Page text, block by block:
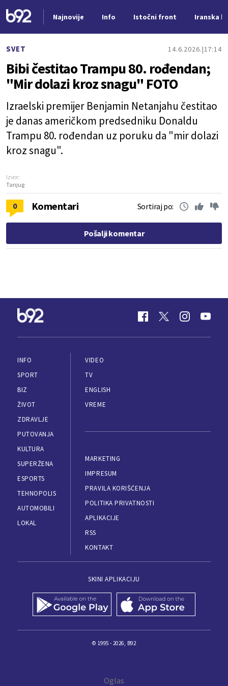
Najnovije Info Istočni front Iranska
SVET 14.6.2026. 17:14
Bibi čestitao Trampu 80. rođendan;
"Mir dolazi kroz snagu" FOTO
Izraelski premijer Benjamin Netanjahu čestitao
je danas američkom predsedniku Donaldu
Trampu 80. rođendan uz poruku da "mir dolazi
kroz snagu".
Izvor:
Tanjug
0 Komentari Sortiraj po:
Pošalji komentar
INFO
SPORT
BIZ
ŽIVOT
ZDRAVLJE
PUTOVANJA
KULTURA
SUPERŽENA
ESPORTS
TEHNOPOLIS
AUTOMOBILI
LOKAL
VIDEO
TV
ENGLISH
VREME
MARKETING
IMPRESUM
PRAVILA KORIŠĆENJA
POLITIKA PRIVATNOSTI
APLIKACIJE
RSS
KONTAKT
SKINI APLIKACIJU
© 1995 - 2026, B92